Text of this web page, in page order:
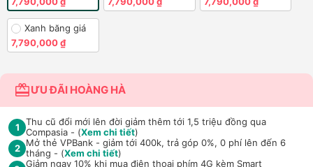
Xanh băng giá
7,790,000 ₫
ƯU ĐÃI HOÀNG HÀ
1
Thu cũ đổi mới lên đời giảm thêm tới 1,5 triệu đồng qua
Compasia - (Xem chi tiết)
2 Mở thẻ VPBank - giảm tới 400k, trả góp 0%, 0 phí lên đến 6
tháng - (Xem chi tiết)
Giảm ngay 10% khi mua điện thoại phím 4G kèm Smart